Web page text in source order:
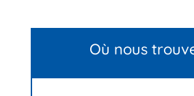
Où nous